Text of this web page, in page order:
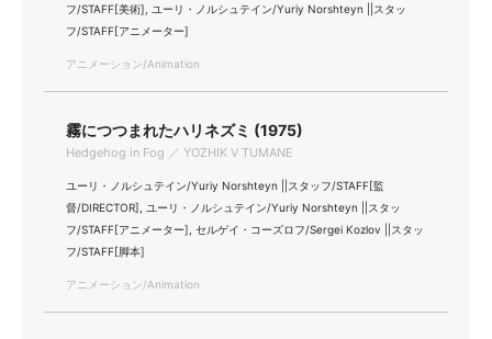
フ/STAFF[美術], ユーリ・ノルシュテイン/Yuriy Norshteyn ||スタッ
フ/STAFF[アニメーター]
アニメーション/Animation
霧につつまれたハリネズミ (1975)
Hedgehog in Fog ／ YOZHIK V TUMANE
ユーリ・ノルシュテイン/Yuriy Norshteyn ||スタッフ/STAFF[監
督/DIRECTOR], ユーリ・ノルシュテイン/Yuriy Norshteyn ||スタッ
フ/STAFF[アニメーター], セルゲイ・コーズロフ/Sergei Kozlov ||スタッ
フ/STAFF[脚本]
アニメーション/Animation